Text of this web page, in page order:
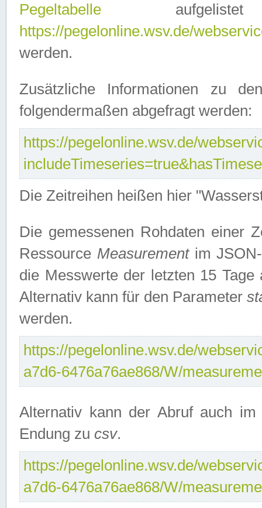
Pegeltabelle
https://pegelonline.wsv.de/
werden.
Zusätzliche Informationen zu
folgendermaßen abgefragt werden:
https://pegelonline.wsv.de/
Die Zeitreihen heißen hier
Die gemessenen Rohdaten einer
Ressource Measurementim JSON-
die Messwerte der letzten 15
Alternativ kann für den Parameter
werden.
https://pegelonline.wsv.de/
a7d6-6476a76ae868/W/
Alternativ kann der Abruf auch
Endung zu csv.
https://pegelonline.wsv.de/
a7d6-6476a76ae868/W/